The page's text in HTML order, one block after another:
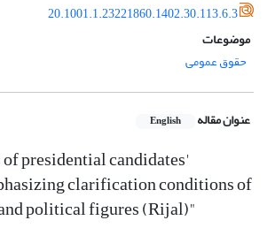
20.1001.1.23221860.1402.30.113.6.3
موضوعات
حقوق عمومی
عنوان مقاله English
presidential candidates'
clarification conditions of
political figures (Rijal)"